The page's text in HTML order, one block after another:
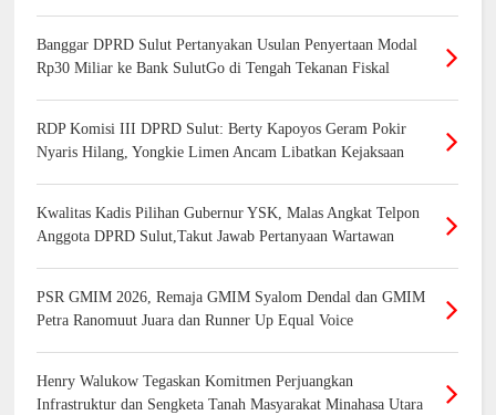
Banggar DPRD Sulut Pertanyakan Usulan Penyertaan Modal
Rp30 Miliar ke Bank SulutGo di Tengah Tekanan Fiskal
RDP Komisi III DPRD Sulut: Berty Kapoyos Geram Pokir
Nyaris Hilang, Yongkie Limen Ancam Libatkan Kejaksaan
Kwalitas Kadis Pilihan Gubernur YSK, Malas Angkat Telpon
Anggota DPRD Sulut,Takut Jawab Pertanyaan Wartawan
PSR GMIM 2026, Remaja GMIM Syalom Dendal dan GMIM
Petra Ranomuut Juara dan Runner Up Equal Voice
Henry Walukow Tegaskan Komitmen Perjuangkan
Infrastruktur dan Sengketa Tanah Masyarakat Minahasa Utara